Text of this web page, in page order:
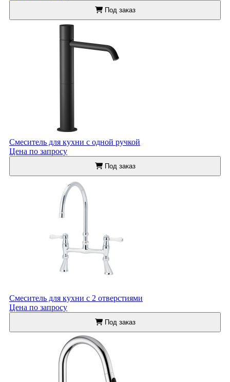
Под заказ
Смеситель для кухни с одной ручкой
Цена по запросу
Под заказ
Смеситель для кухни с 2 отверстиями
Цена по запросу
Под заказ